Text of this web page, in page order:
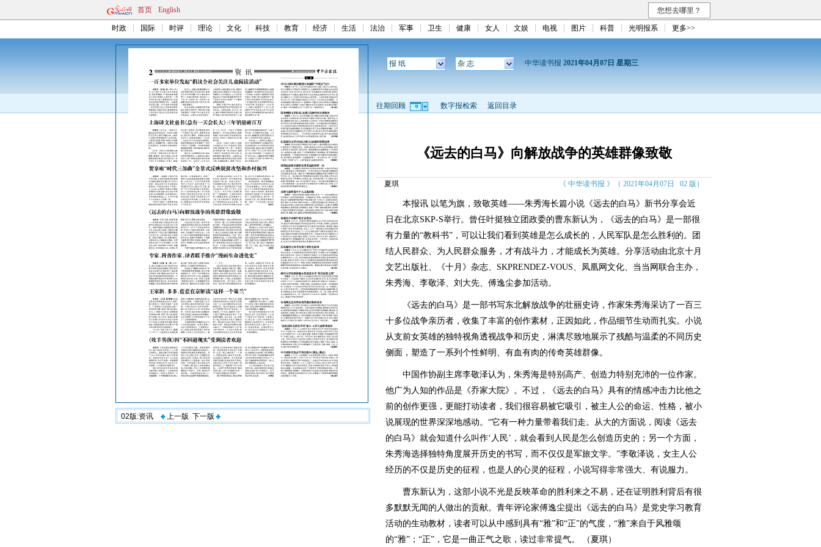
首页 English 您想去哪里？
时政 国际 时评 理论 文化 科技 教育 经济 生活 法治 军事 卫生 健康 女人 文娱 电视 图片 科普 光明报系 更多>>
02版:资讯 上一版 下一版
报 纸 杂 志 中华读书报 2021年04月07日 星期三
往期回顾 数字报检索 返回目录
《远去的白马》向解放战争的英雄群像致敬
夏琪 《 中华读书报 》（ 2021年04月07日 02 版）
本报讯 以笔为旗，致敬英雄——朱秀海长篇小说《远去的白马》新书分享会近
日在北京SKP-S举行。曾任叶挺独立团政委的曹东新认为，《远去的白马》是一部很
有力量的“教科书”，可以让我们看到英雄是怎么成长的，人民军队是怎么胜利的。团
结人民群众、为人民群众服务，才有战斗力，才能成长为英雄。分享活动由北京十月
文艺出版社、《十月》杂志、SKPRENDEZ-VOUS、凤凰网文化、当当网联合主办，
朱秀海、李敬泽、刘大先、傅逸尘参加活动。
《远去的白马》是一部书写东北解放战争的壮丽史诗，作家朱秀海采访了一百三
十多位战争亲历者，收集了丰富的创作素材，正因如此，作品细节生动而扎实。小说
从支前女英雄的独特视角透视战争和历史，淋漓尽致地展示了残酷与温柔的不同历史
侧面，塑造了一系列个性鲜明、有血有肉的传奇英雄群像。
中国作协副主席李敬泽认为，朱秀海是特别高产、创造力特别充沛的一位作家。
他广为人知的作品是《乔家大院》。不过，《远去的白马》具有的情感冲击力比他之
前的创作更强，更能打动读者，我们很容易被它吸引，被主人公的命运、性格，被小
说展现的世界深深地感动。“它有一种力量带着我们走。从大的方面说，阅读《远去
的白马》就会知道什么叫作‘人民’，就会看到人民是怎么创造历史的；另一个方面，
朱秀海选择独特角度展开历史的书写，而不仅仅是军旅文学。”李敬泽说，女主人公
经历的不仅是历史的征程，也是人的心灵的征程，小说写得非常强大、有说服力。
曹东新认为，这部小说不光是反映革命的胜利来之不易，还在证明胜利背后有很
多默默无闻的人做出的贡献。青年评论家傅逸尘提出《远去的白马》是党史学习教育
活动的生动教材，读者可以从中感到具有“雅”和“正”的气度，“雅”来自于风雅颂
的“雅”；“正”，它是一曲正气之歌，读过非常提气。 （夏琪）